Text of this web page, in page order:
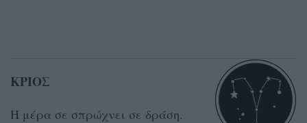
ΚΡΙΟΣ
Η μέρα σε σπρώχνει σε δράση.